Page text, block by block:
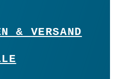
& VERSAND